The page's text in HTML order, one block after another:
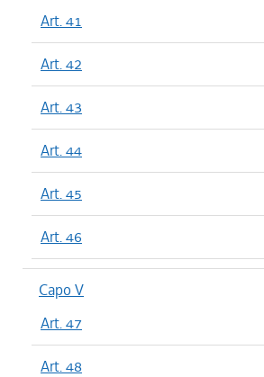
Art. 41
Art. 42
Art. 43
Art. 44
Art. 45
Art. 46
Capo V
Art. 47
Art. 48